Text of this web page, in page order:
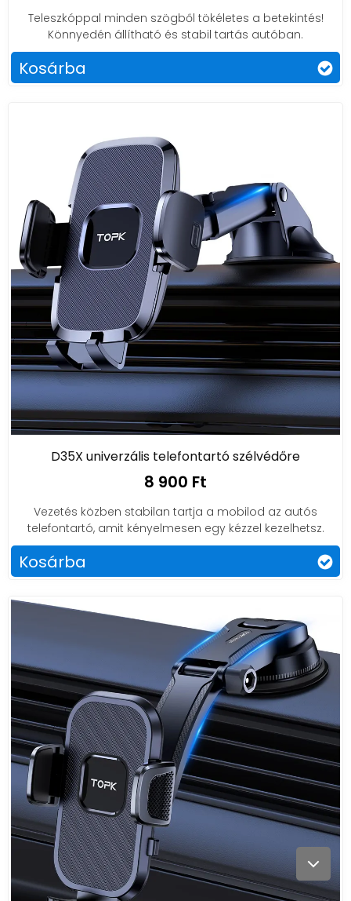
Teleszkóppal minden szögből tökéletes a betekintés!
Könnyedén állítható és stabil tartás autóban.
Kosárba
D35X univerzális telefontartó szélvédőre
8 900 Ft
Vezetés közben stabilan tartja a mobilod az autós
telefontartó, amit kényelmesen egy kézzel kezelhetsz.
Kosárba